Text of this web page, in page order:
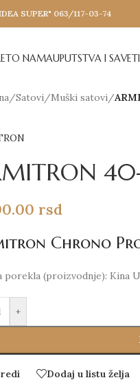
SUPER" 063/117-03-74
O NAMAUPUTSTVA I SAVETI
/Satovi/Muški satovi/
rsd
Chrono
porekla (proizvodnje): Kina
+
Dodaj u listu želja